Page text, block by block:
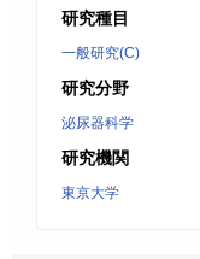
研究種目
一般研究(C)
研究分野
泌尿器科学
研究機関
東京大学